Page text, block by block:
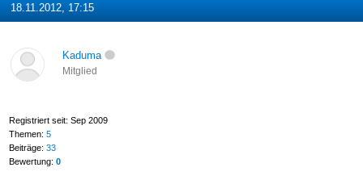
18.11.2012, 17:15
Kaduma
Mitglied
Registriert seit: Sep 2009
Themen: 5
Beiträge: 33
Bewertung: 0